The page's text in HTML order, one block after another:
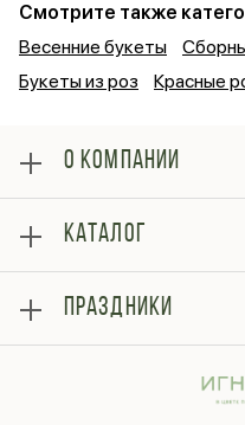
Смотрите также
Весенние букеты
Букеты из роз
Красные
О КОМПАНИИ
Оплата
Отзывы
Блог
Гарантии
Контакты
КАТАЛОГ
Букеты
Композиции
ПРАЗДНИКИ